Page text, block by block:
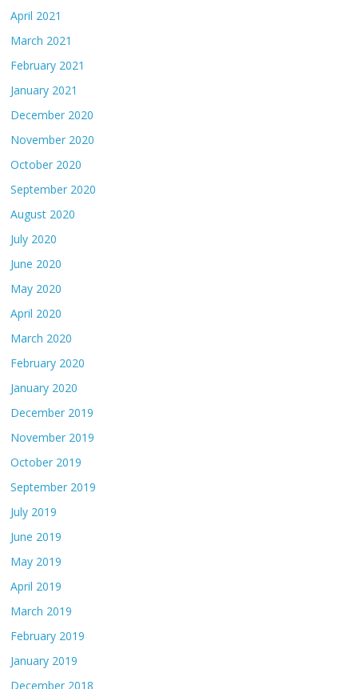
April 2021
March 2021
February 2021
January 2021
December 2020
November 2020
October 2020
September 2020
August 2020
July 2020
June 2020
May 2020
April 2020
March 2020
February 2020
January 2020
December 2019
November 2019
October 2019
September 2019
July 2019
June 2019
May 2019
April 2019
March 2019
February 2019
January 2019
December 2018